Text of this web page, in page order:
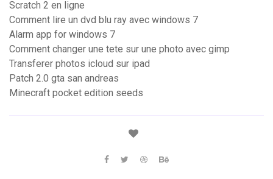
Scratch 2 en ligne
Comment lire un dvd blu ray avec windows 7
Alarm app for windows 7
Comment changer une tete sur une photo avec gimp
Transferer photos icloud sur ipad
Patch 2.0 gta san andreas
Minecraft pocket edition seeds